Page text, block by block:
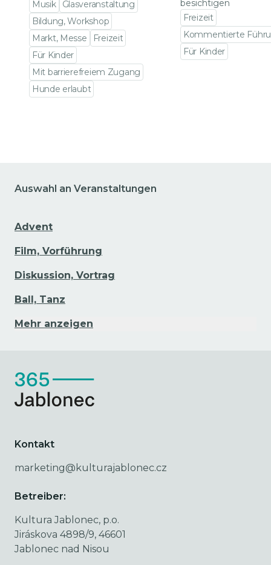
Musik
Glasveranstaltung
Bildung, Workshop
Markt, Messe
Freizeit
Für Kinder
Mit barrierefreiem Zugang
Hunde erlaubt
besichtigen
Freizeit
Kommentierte
Für Kinder
Auswahl an Veranstaltungen
Advent
Film, Vorführung
Diskussion, Vortrag
Ball, Tanz
Mehr anzeigen
Kontakt
marketing@kulturajablonec.cz
Betreiber:
Kultura Jablonec, p.o.
Jiráskova 4898/9, 46601
Jablonec nad Nisou